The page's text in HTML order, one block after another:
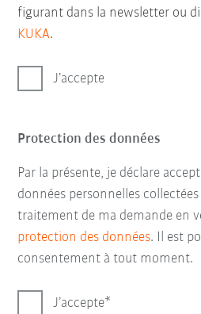
figurant dans la newsletter ou
KUKA.
J’accepte
Protection des données
Par la présente, je déclare
données personnelles
traitement de ma demande en
protection des données. Il est
consentement à tout moment.
J’accepte